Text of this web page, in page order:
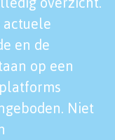
en de
op een
Niet